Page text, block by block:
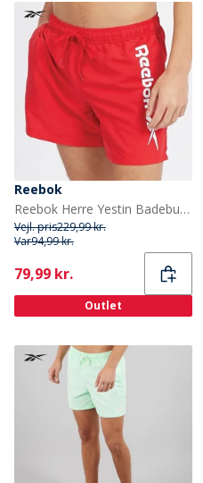
Reebok
Reebok Herre Yestin Badebukser Rød/Hvid
Vejl. pris229,99 kr.
Var94,99 kr.
Current
79,99 kr.
Outlet